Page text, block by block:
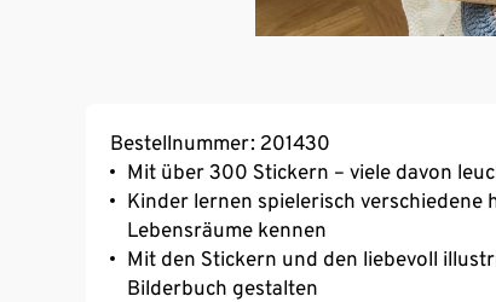
Bestellnummer: 201430
Mit über 300 Stickern – viele davon
Kinder lernen spielerisch verschiedene
Lebensräume kennen
Mit den Stickern und den liebevoll
Bilderbuch gestalten